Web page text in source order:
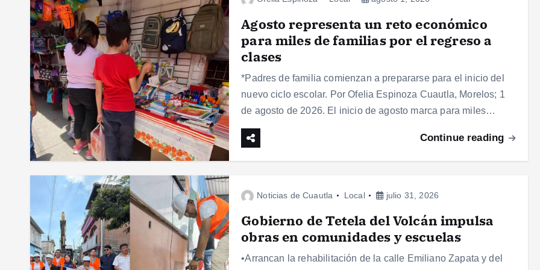
Agosto representa un reto económico
para miles de familias por el regreso a
clases
*Padres de familia comienzan a prepararse para el inicio del
nuevo ciclo escolar. Por Ofelia Espinoza Cuautla, Morelos; 1
de agosto de 2026. El inicio de agosto marca para miles…
Continue reading
Noticias de Cuautla Local julio 31, 2026
Gobierno de Tetela del Volcán impulsa
obras en comunidades y escuelas
•Arrancan la rehabilitación de la calle Emiliano Zapata y del